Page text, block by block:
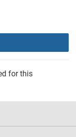
for this